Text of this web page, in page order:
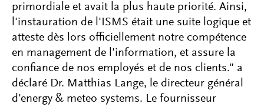
primordiale et avait la plus haute priorité. Ainsi,
l'instauration de l'ISMS était une suite logique et
atteste dès lors officiellement notre compétence
en management de l'information, et assure la
confiance de nos employés et de nos clients." a
déclaré Dr. Matthias Lange, le directeur général
d'energy & meteo systems. Le fournisseur